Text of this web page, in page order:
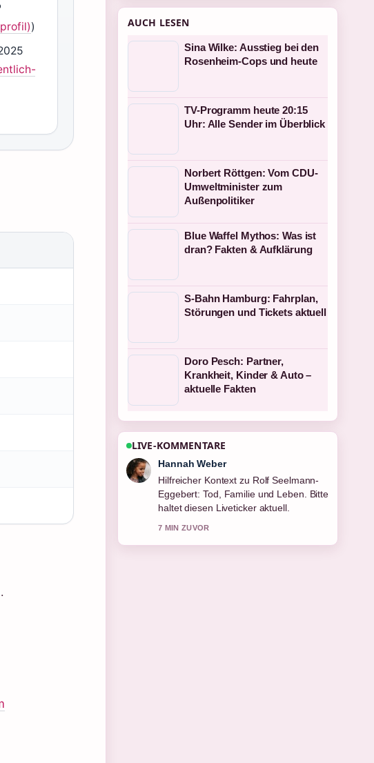
)
AUCH LESEN
Sina Wilke: Ausstieg bei den
Rosenheim-Cops und heute
TV-Programm heute 20:15
Uhr: Alle Sender im Überblick
Norbert Röttgen: Vom CDU-
Umweltminister zum
Außenpolitiker
Blue Waffel Mythos: Was ist
dran? Fakten & Aufklärung
S-Bahn Hamburg: Fahrplan,
Störungen und Tickets aktuell
Doro Pesch: Partner,
Krankheit, Kinder & Auto –
aktuelle Fakten
LIVE-KOMMENTARE
Hannah Weber
Hilfreicher Kontext zu Rolf Seelmann-
Eggebert: Tod, Familie und Leben. Bitte
haltet diesen Liveticker aktuell.
7 MIN ZUVOR